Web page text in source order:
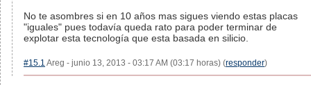
No te asombres si en 10 años mas sigues viendo estas placas
"iguales" pues todavía queda rato para poder terminar de
explotar esta tecnología que esta basada en silicio.
#15.1 Areg - junio 13, 2013 - 03:17 AM (03:17 horas) (responder)